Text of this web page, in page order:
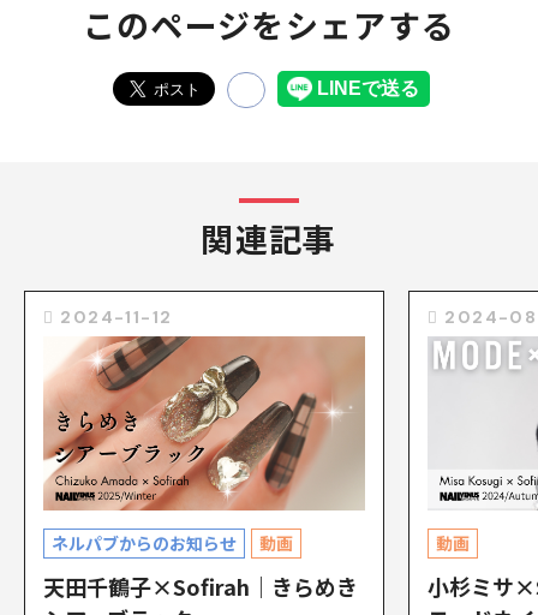
このページをシェアする
関連記事
2024-11-12
ネルパブからのお知らせ 動画
天田千鶴子×Sofirah｜きらめき
2024-
動画
小杉ミサ